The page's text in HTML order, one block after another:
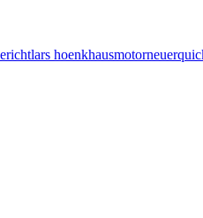
lars hoenkhausmotorneuer